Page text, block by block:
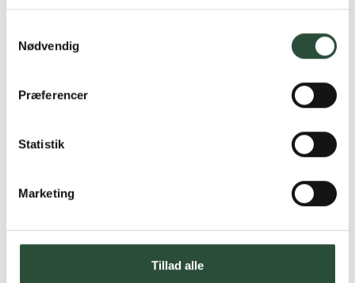
Nødvendig
Præferencer
Statistik
Marketing
Tillad alle